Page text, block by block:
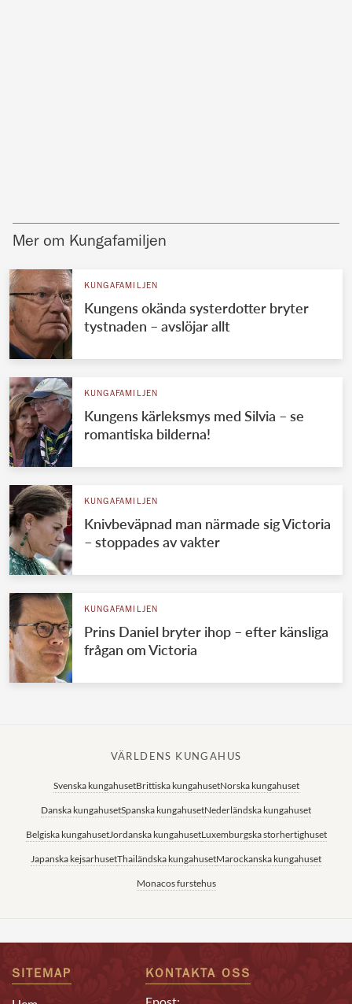
Mer om Kungafamiljen
KUNGAFAMILJEN
Kungens okända systerdotter bryter
tystnaden – avslöjar allt
KUNGAFAMILJEN
Kungens kärleksmys med Silvia – se
romantiska bilderna!
KUNGAFAMILJEN
Knivbeväpnad man närmade sig Victoria
– stoppades av vakter
KUNGAFAMILJEN
Prins Daniel bryter ihop – efter känsliga
frågan om Victoria
VÄRLDENS KUNGAHUS
Svenska kungahusetBrittiska kungahusetNorska kungahuset
Danska kungahusetSpanska kungahusetNederländska kungahuset
Belgiska kungahusetJordanska kungahusetLuxemburgska storhertighuset
Japanska kejsarhusetThailändska kungahusetMarockanska kungahuset
Monacos furstehus
SITEMAP KONTAKTA OSS